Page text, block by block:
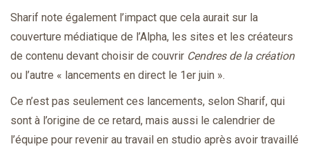
Sharif note également l’impact que cela aurait sur la
couverture médiatique de l’Alpha, les sites et les créateurs
de contenu devant choisir de couvrir Cendres de la création
ou l’autre « lancements en direct le 1er juin ».
Ce n’est pas seulement ces lancements, selon Sharif, qui
sont à l’origine de ce retard, mais aussi le calendrier de
l’équipe pour revenir au travail en studio après avoir travaillé